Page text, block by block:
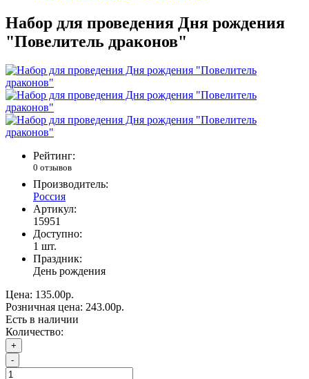
Набор для проведения Дня рождения
"Повелитель драконов"
Рейтинг:
0 отзывов
Производитель:
Россия
Артикул:
15951
Доступно:
1 шт.
Праздник:
День рождения
Цена: 135.00р.
Розничная цена: 243.00р.
Есть в наличии
Количество:
+
-